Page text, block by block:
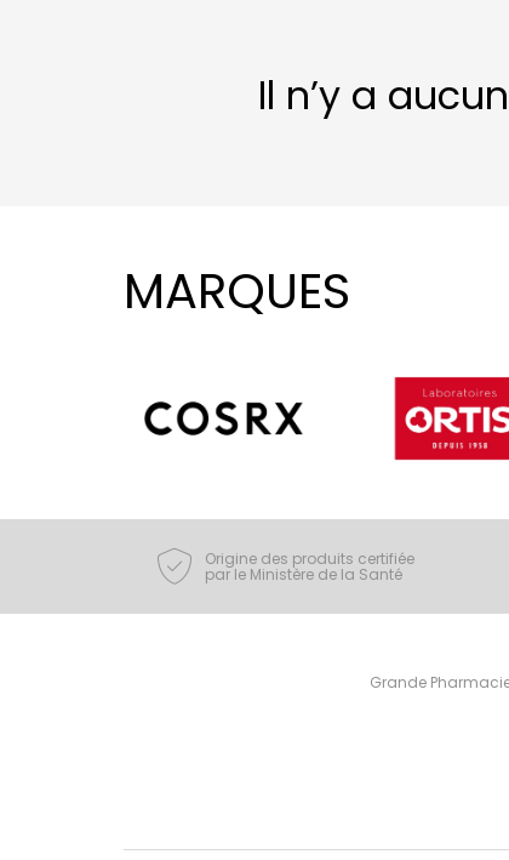
Il n’y a
MARQUES
Origine des produits certifiée
par le Ministère de la Santé
Grande